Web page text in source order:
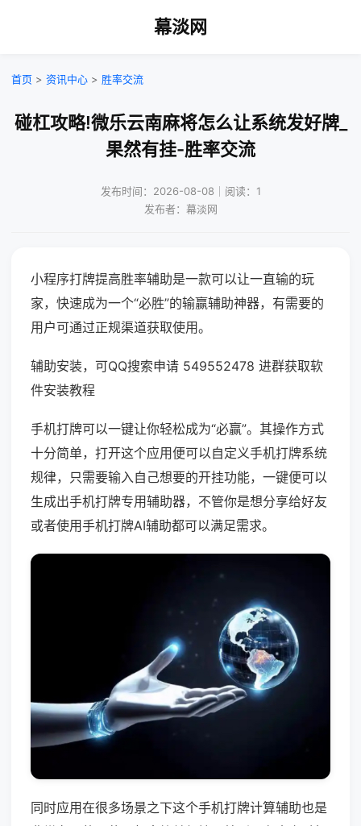
幕淡网
首页 > 资讯中心 > 胜率交流
碰杠攻略!微乐云南麻将怎么让系统发好牌_
果然有挂-胜率交流
发布时间：2026-08-08｜阅读：1
发布者：幕淡网
小程序打牌提高胜率辅助是一款可以让一直输的玩
家，快速成为一个“必胜”的输赢辅助神器，有需要的
用户可通过正规渠道获取使用。
辅助安装，可QQ搜索申请 549552478 进群获取软
件安装教程
手机打牌可以一键让你轻松成为“必赢”。其操作方式
十分简单，打开这个应用便可以自定义手机打牌系统
规律，只需要输入自己想要的开挂功能，一键便可以
生成出手机打牌专用辅助器，不管你是想分享给好友
或者使用手机打牌AI辅助都可以满足需求。
同时应用在很多场景之下这个手机打牌计算辅助也是